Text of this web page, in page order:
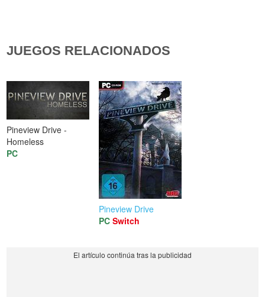
JUEGOS RELACIONADOS
Pineview Drive -
Homeless
PC
Pineview Drive
PC Switch